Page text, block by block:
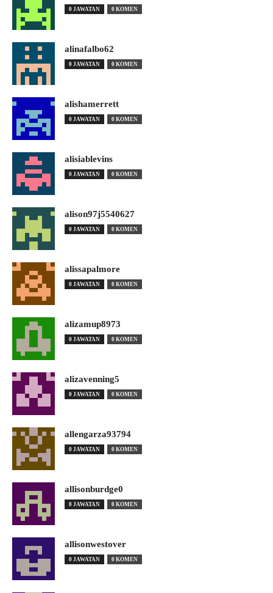
0 JAWATAN 0 KOMEN
alinafalbo62
0 JAWATAN 0 KOMEN
alishamerrett
0 JAWATAN 0 KOMEN
alisiablevins
0 JAWATAN 0 KOMEN
alison97j5540627
0 JAWATAN 0 KOMEN
alissapalmore
0 JAWATAN 0 KOMEN
alizamup8973
0 JAWATAN 0 KOMEN
alizavenning5
0 JAWATAN 0 KOMEN
allengarza93794
0 JAWATAN 0 KOMEN
allisonburdge0
0 JAWATAN 0 KOMEN
allisonwestover
0 JAWATAN 0 KOMEN